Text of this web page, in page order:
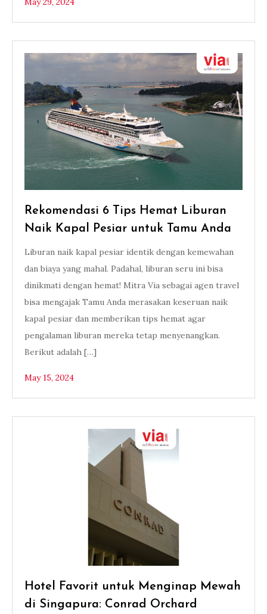
Rekomendasi 6 Tips Hemat Liburan
Naik Kapal Pesiar untuk Tamu Anda
Liburan naik kapal pesiar identik dengan kemewahan
dan biaya yang mahal. Padahal, liburan seru ini bisa
dinikmati dengan hemat! Mitra Via sebagai agen travel
bisa mengajak Tamu Anda merasakan keseruan naik
kapal pesiar dan memberikan tips hemat agar
pengalaman liburan mereka tetap menyenangkan.
Berikut adalah […]
May 15, 2024
Hotel Favorit untuk Menginap Mewah
di Singapura: Conrad Orchard